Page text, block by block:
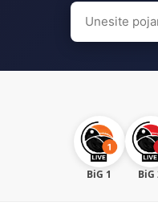
Search
for:
BiG 1 BiG